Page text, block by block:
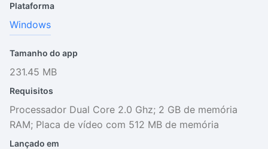
Plataforma
Windows
Tamanho do app
231.45 MB
Requisitos
Processador Dual Core 2.0 Ghz; 2 GB de memória
RAM; Placa de vídeo com 512 MB de memória
Lançado em